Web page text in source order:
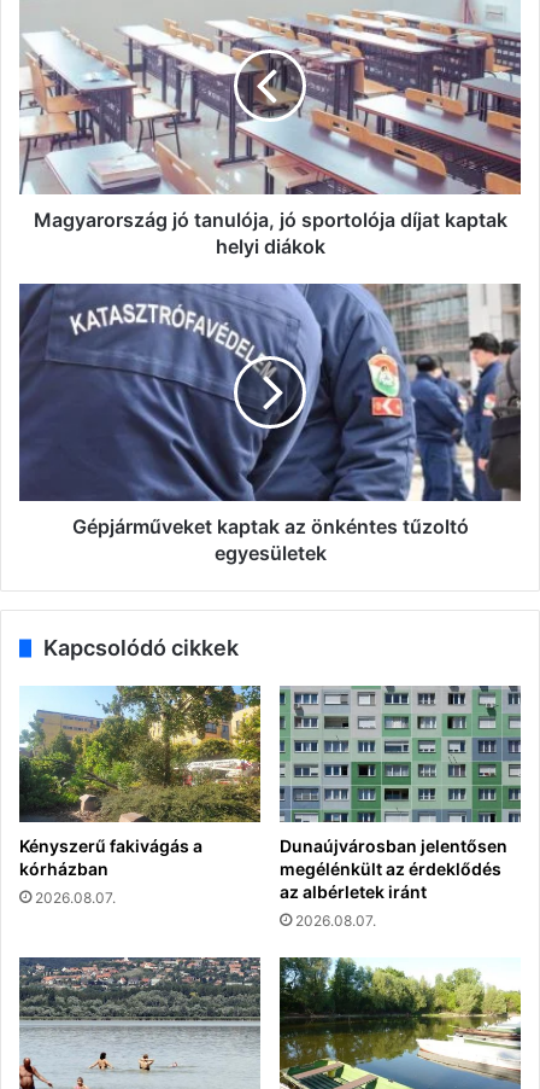
tanulója,
jó
sportolója
díjat
kaptak
helyi
diákok
Magyarország jó tanulója, jó sportolója díjat kaptak
helyi diákok
Gépjárműveket
kaptak
az
önkéntes
tűzoltó
Gépjárműveket kaptak az önkéntes tűzoltó
egyesületek
Kapcsolódó cikkek
Kényszerű fakivágás a
kórházban
2026.08.07.
Dunaújvárosban jelentősen
megélénkült az érdeklődés
az albérletek iránt
2026.08.07.